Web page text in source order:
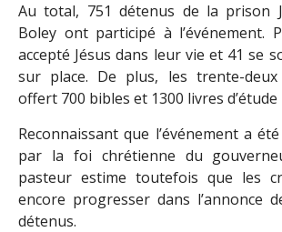
Au total, 751 détenus de la prison
Boley ont participé à l’événement.
accepté Jésus dans leur vie et 41 se
sur place. De plus, les trente-
offert 700 bibles et 1300 livres d’étude
Reconnaissant que l’événement a
par la foi chrétienne du
pasteur estime toutefois que les
encore progresser dans l’annonce
détenus.